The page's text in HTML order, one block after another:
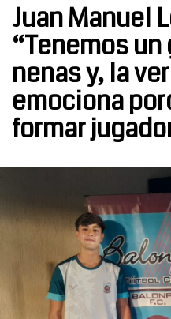
Juan Manuel
“Tenemos
nenas y, la
emociona
formar